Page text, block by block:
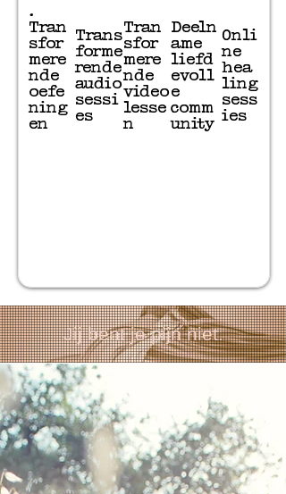
.
Tran
sfor
mere
nde
oefe
ning
en
Trans
forme
rende
audio
sessi
es
Tran
sfor
mere
nde
video
lesse
n
Deeln
ame
liefd
evoll
e
comm
unity
Onli
ne
hea
ling
sess
ies
Jij bent je pijn niet.